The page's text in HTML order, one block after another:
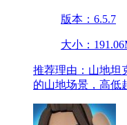
版本：6.5.7
大小：
推荐理由： 山地坦
的山地场景，高低